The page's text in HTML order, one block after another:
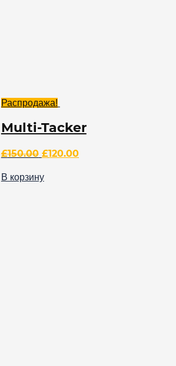
Распродажа!
Multi-Tacker
£150.00 £120.00
В корзину